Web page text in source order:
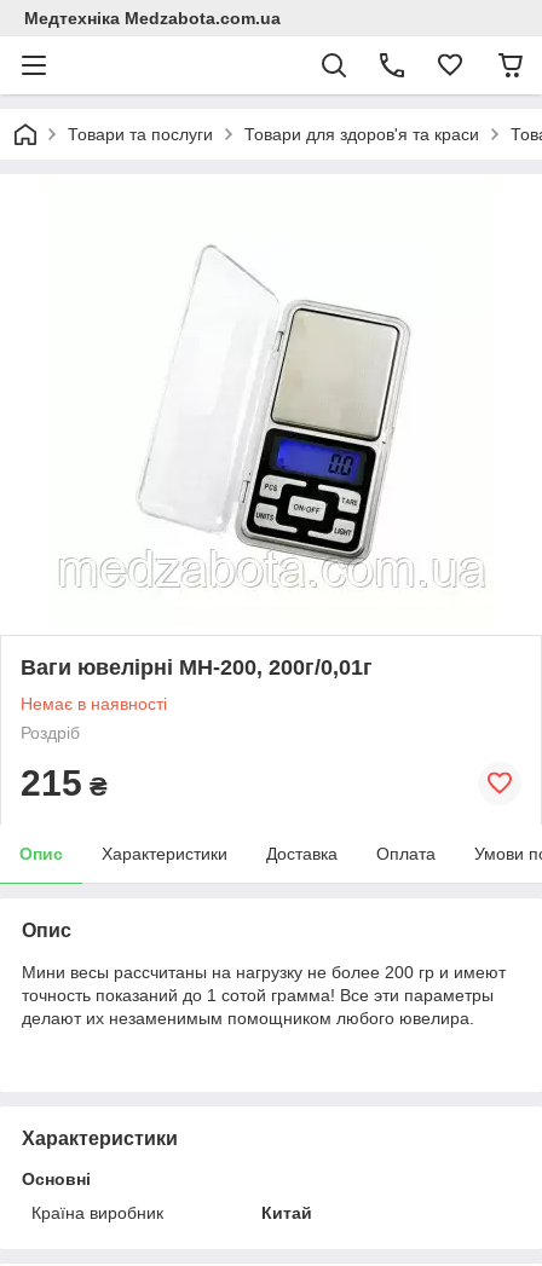
Медтехніка Medzabota.com.ua
Товари та послуги Товари для здоров'я та краси
Ваги ювелірні МН-200, 200г/0,01г
Немає в наявності
Роздріб
215 ₴
Опис Характеристики Доставка Оплата Умови
Опис
Мини весы рассчитаны на нагрузку не более 200 гр и имеют
точность показаний до 1 сотой грамма! Все эти параметры
делают их незаменимым помощником любого ювелира.
Характеристики
Основні
Країна виробник
Китай